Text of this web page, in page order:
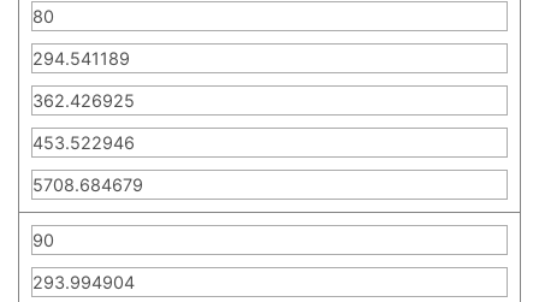
80
294.541189
362.426925
453.522946
5708.684679
90
293.994904